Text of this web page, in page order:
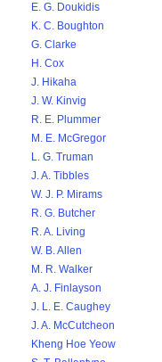
E. G. Doukidis
K. C. Boughton
G. Clarke
H. Cox
J. Hikaha
J. W. Kinvig
R. E. Plummer
M. E. McGregor
L. G. Truman
J. A. Tibbles
W. J. P. Mirams
R. G. Butcher
R. A. Living
W. B. Allen
M. R. Walker
A. J. Finlayson
J. L. E. Caughey
J. A. McCutcheon
Kheng Hoe Yeow